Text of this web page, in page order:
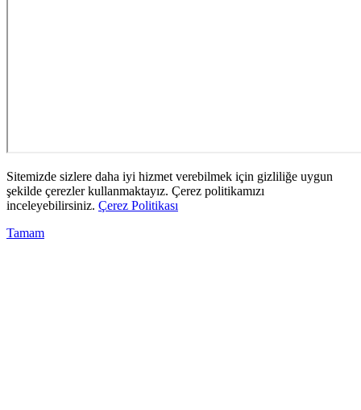
Sitemizde sizlere daha iyi hizmet verebilmek için gizliliğe uygun
şekilde çerezler kullanmaktayız. Çerez politikamızı
inceleyebilirsiniz. Çerez Politikası
Tamam